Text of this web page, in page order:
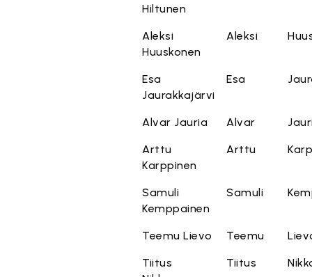
Hiltunen
Aleksi
Huuskonen
Aleksi
Esa
Jaurakkajärvi
Esa
Alvar Jauria Alvar
Arttu
Karppinen
Arttu
Samuli
Kemppainen
Samuli
Teemu Lievo Teemu
Tiitus
Tiitus